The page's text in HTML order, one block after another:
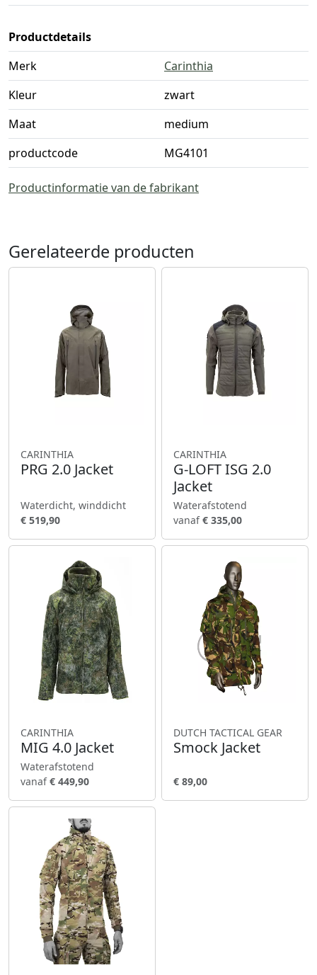
Productdetails
Merk
Carinthia
Kleur
zwart
Maat
medium
productcode
MG4101
Productinformatie van de fabrikant
Gerelateerde producten
CARINTHIA
PRG 2.0 Jacket
Waterdicht, winddicht
€ 519,90
CARINTHIA
G-LOFT ISG 2.0
Jacket
Waterafstotend
vanaf€ 335,00
CARINTHIA
MIG 4.0 Jacket
Waterafstotend
vanaf€ 449,90
DUTCH TACTICAL GEAR
Smock Jacket
€ 89,00